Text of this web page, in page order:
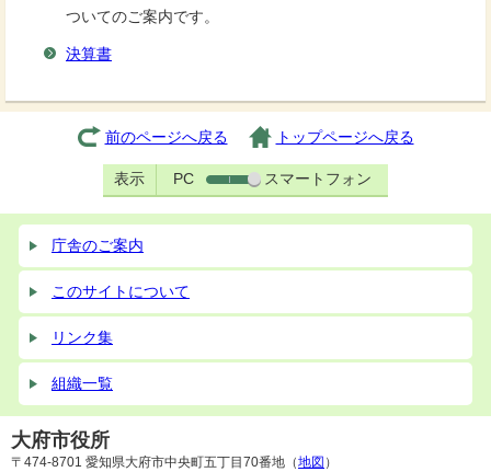
ついてのご案内です。
決算書
前のページへ戻る トップページへ戻る
表示 PC スマートフォン
庁舎のご案内
このサイトについて
リンク集
組織一覧
大府市役所
〒474-8701 愛知県大府市中央町五丁目70番地（地図 ）